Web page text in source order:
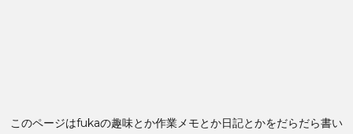
このページはfukaの趣味とか作業メモとか日記とかをだらだら書い